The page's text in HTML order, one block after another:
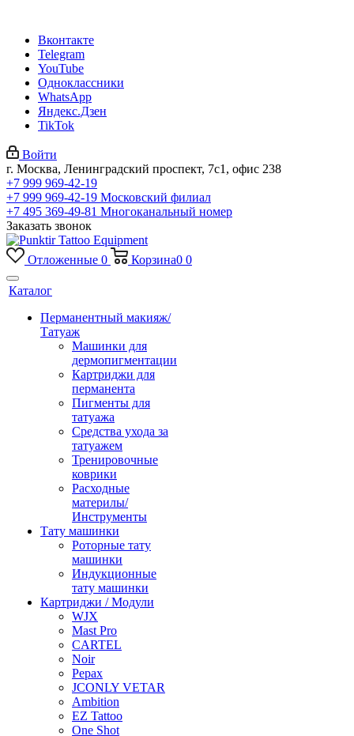
Вконтакте
Telegram
YouTube
Одноклассники
WhatsApp
Яндекс.Дзен
TikTok
Войти
г. Москва, Ленинградский проспект, 7с1, офис 238
+7 999 969-42-19
+7 999 969-42-19 Московский филиал
+7 495 369-49-81 Многоканальный номер
Заказать звонок
Отложенные 0 Корзина0 0
Каталог
Перманентный макияж/
Татуаж
Машинки для
дермопигментации
Картриджи для
перманента
Пигменты для
татуажа
Средства ухода за
татуажем
Тренировочные
коврики
Расходные
материлы/
Инструменты
Тату машинки
Роторные тату
машинки
Индукционные
тату машинки
Картриджи / Модули
WJX
Mast Pro
CARTEL
Noir
Pepax
JCONLY VETAR
Ambition
EZ Tattoo
One Shot